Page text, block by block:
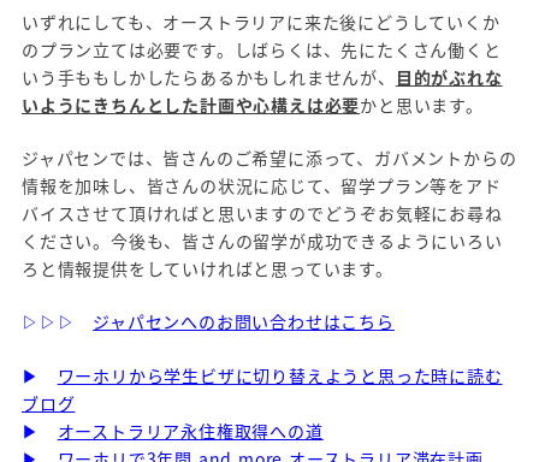
いずれにしても、オーストラリアに来た後にどうしていくか
のプラン立ては必要です。しばらくは、先にたくさん働くと
いう手ももしかしたらあるかもしれませんが、
目的がぶれな
いようにきちんとした計画や心構えは必要かと思います。
ジャパセンでは、皆さんのご希望に添って、ガバメントからの
情報を加味し、皆さんの状況に応じて、留学プラン等をアド
バイスさせて頂ければと思いますのでどうぞお気軽にお尋ね
ください。今後も、皆さんの留学が成功できるようにいろい
ろと情報提供をしていければと思っています。
▷▷▷ ジャパセンへのお問い合わせはこちら
▶
ワーホリから学生ビザに切り替えようと思った時に読む
ブログ
▶
オーストラリア永住権取得への道